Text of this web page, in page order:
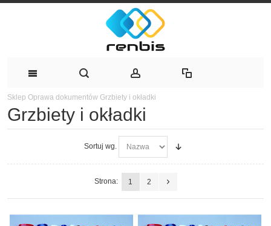
Sklep Oprawa dokumentów Grzbiety i okładki
Grzbiety i okładki
Sortuj wg.
Strona: 1 2